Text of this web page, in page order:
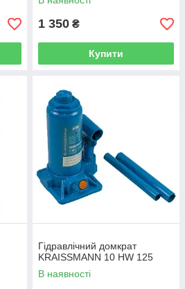
1 350 ₴
Купити
Гідравлічний домкрат
KRAISSMANN 10 HW 125
В наявності